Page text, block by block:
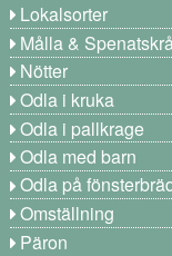
Lokalsorter
Målla &
Nötter
Odla i kruka
Odla i pallkrage
Odla med barn
Odla på
Omställning
Päron